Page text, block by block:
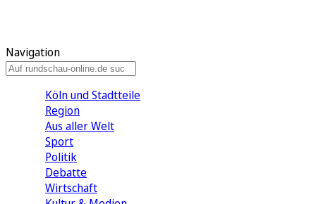
Navigation
Köln und Stadtteile
Region
Aus aller Welt
Sport
Politik
Debatte
Wirtschaft